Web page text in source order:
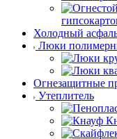
Холодный
Люки
Огнезащитные
Утеплитель